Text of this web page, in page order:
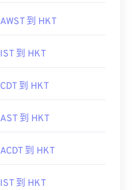
AWST 到 HKT
IST 到 HKT
CDT 到 HKT
AST 到 HKT
ACDT 到 HKT
IST 到 HKT